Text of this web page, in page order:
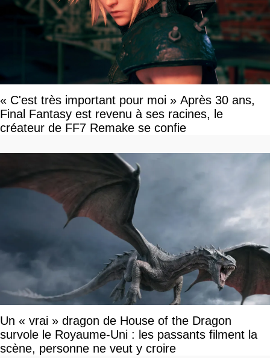
« C'est très important pour moi » Après 30 ans,
Final Fantasy est revenu à ses racines, le
créateur de FF7 Remake se confie
Un « vrai » dragon de House of the Dragon
survole le Royaume-Uni : les passants filment la
scène, personne ne veut y croire